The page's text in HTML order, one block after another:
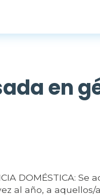
en
DOMÉSTICA:
al año, a aquellos/